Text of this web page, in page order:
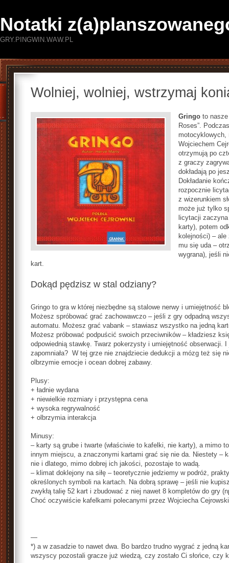
Notatki
GRY.PINGWIN.WAW.PL
Wolniej, wolniej, wstrzymaj
Gringo to
Roses”.
motocyklowych,
Wojciechem
otrzymują po
z graczy
dokładają po
Dokładanie
rozpocznie
z wizerunkiem
może już tylko
licytacji
karty), potem
kolejności) –
mu się uda –
wygrana), jeśli
kart.
Dokąd pędzisz w stal odziany?
Gringo to gra w której niezbędne są stalowe nerwy i umiejętność
Możesz spróbować grać zachowawczo – jeśli z gry odpadną
automatu. Możesz grać vabank – stawiasz wszystko na jedną
Możesz próbować podpuścić swoich przeciwników – kładziesz
odpowiednią stawkę. Twarz pokerzysty i umiejętność
zapomniała? W tej grze nie znajdziecie dedukcji a mózg też się
olbrzymie emocje i ocean dobrej zabawy.
Plusy:
+ ładnie wydana
+ niewielkie rozmiary i przystępna cena
+ wysoka regrywalność
+ olbrzymia interakcja
Minusy:
– karty są grube i twarte (właściwie to kafelki, nie karty), a mimo
innym miejscu, a znaczonymi kartami grać się nie da. Niestety –
nie i dlatego, mimo dobrej ich jakości, pozostaje to wadą.
– klimat doklejony na siłę – teoretycznie jedziemy w podróż,
określonych symboli na kartach. Na dobrą sprawę – jeśli nie
zwykłą talię 52 kart i zbudować z niej nawet 8 kompletów do gry
Choć oczywiście kafelkami polecanymi przez Wojciecha
—
*) a w zasadzie to nawet dwa. Bo bardzo trudno wygrać z jedną
wszyscy pozostali gracze już wiedzą, czy zostało Ci słońce, czy